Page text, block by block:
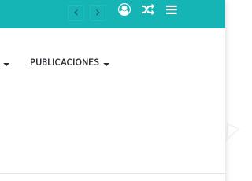
Barra
Publicación
Acceso
PUBLICACIONES